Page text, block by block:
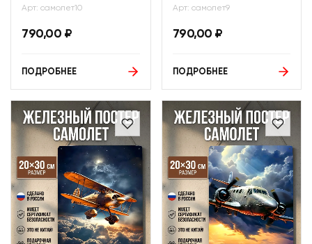
Арт: самолет10
790,00 ₽
ПОДРОБНЕЕ
Арт: самолет9
790,00 ₽
ПОДРОБНЕЕ